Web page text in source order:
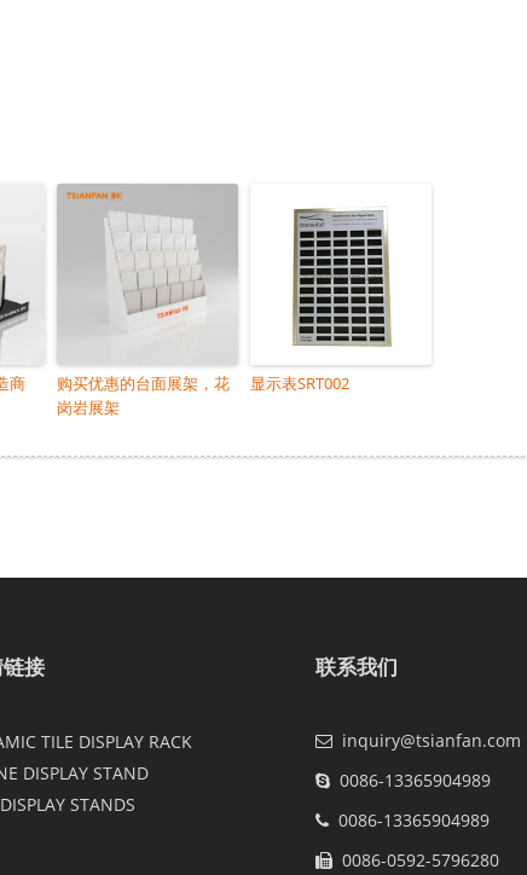
商
购买优惠的台面展架，花
岗岩展架
显示表SRT002
接
TILE DISPLAY RACK
DISPLAY STAND
STANDS
联系我们
inquiry@tsianfan.com
0086-13365904989
0086-13365904989
0086-0592-5796280